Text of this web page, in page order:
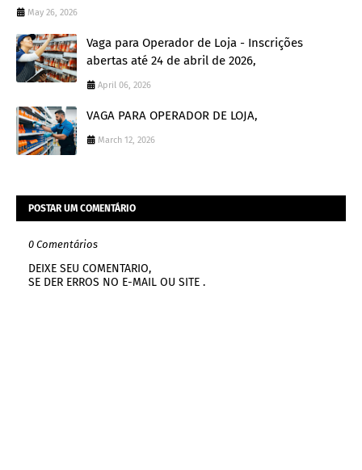
May 26, 2026
Vaga para Operador de Loja - Inscrições
abertas até 24 de abril de 2026,
April 06, 2026
VAGA PARA OPERADOR DE LOJA,
March 12, 2026
POSTAR UM COMENTÁRIO
0 Comentários
DEIXE SEU COMENTARIO,
SE DER ERROS NO E-MAIL OU SITE .